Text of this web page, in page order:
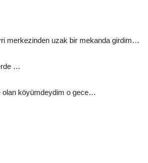
merkezinden uzak bir mekanda girdim…
…
köyümdeydim o gece…